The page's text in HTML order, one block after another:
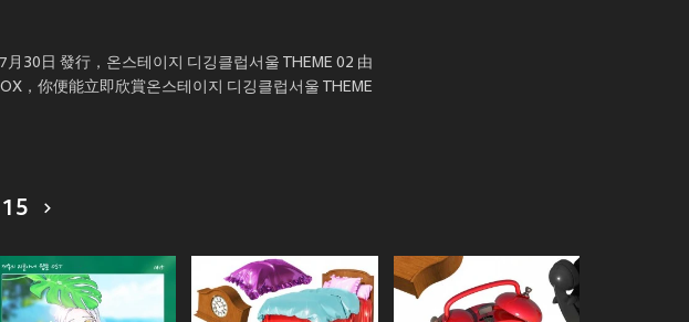
30日 發行，온스테이지 디깅클럽서울 THEME 02 由
，你便能立即欣賞온스테이지 디깅클럽서울 THEME